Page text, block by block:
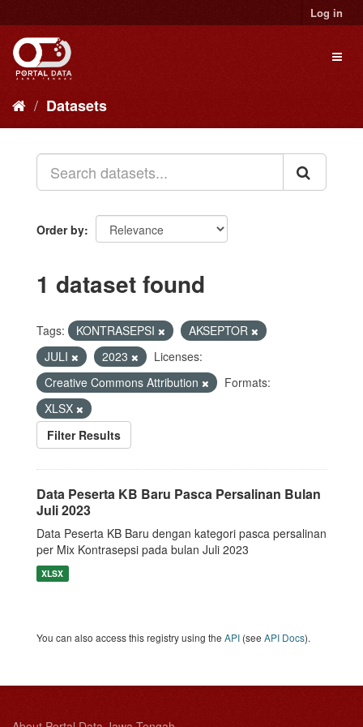
to
content
Log in
Datasets
Order by
1 dataset found
Tags: KONTRASEPSI
AKSEPTOR
JULI
2023
Licenses:
Creative Commons Attribution
Formats:
XLSX
Filter Results
Data Peserta KB Baru Pasca Persalinan Bulan
Juli 2023
Data Peserta KB Baru dengan kategori pasca persalinan
per Mix Kontrasepsi pada bulan Juli 2023
XLSX
You can also access this registry using the API (see API Docs).